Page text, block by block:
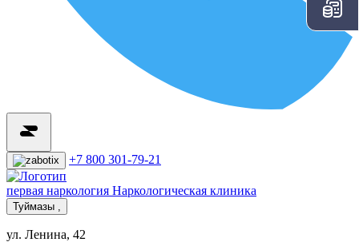
+7 800 301-79-21
первая наркология Наркологическая клиника
Туймазы ,
ул. Ленина, 42